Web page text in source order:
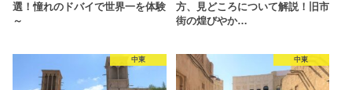
選！憧れのドバイで世界一を体験
～
方、見どころについて解説！旧市
街の煌びやか…
中東 中東